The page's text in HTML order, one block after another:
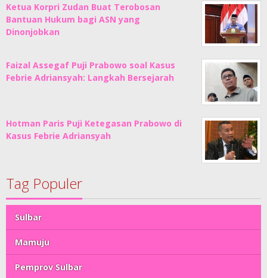
Ketua Korpri Zudan Buat Terobosan
Bantuan Hukum bagi ASN yang
Dinonjobkan
Faizal Assegaf Puji Prabowo soal Kasus
Febrie Adriansyah: Langkah Bersejarah
Hotman Paris Puji Ketegasan Prabowo di
Kasus Febrie Adriansyah
Tag Populer
Sulbar
Mamuju
Pemprov Sulbar